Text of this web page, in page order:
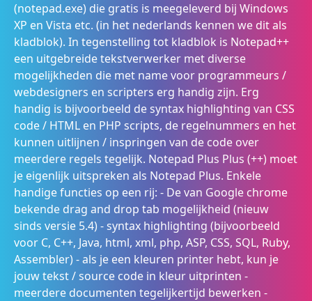
(notepad.exe) die gratis is meegeleverd bij Windows
XP en Vista etc. (in het nederlands kennen we dit als
kladblok). In tegenstelling tot kladblok is Notepad++
een uitgebreide tekstverwerker met diverse
mogelijkheden die met name voor programmeurs /
webdesigners en scripters erg handig zijn. Erg
handig is bijvoorbeeld de syntax highlighting van CSS
code / HTML en PHP scripts, de regelnummers en het
kunnen uitlijnen / inspringen van de code over
meerdere regels tegelijk. Notepad Plus Plus (++) moet
je eigenlijk uitspreken als Notepad Plus. Enkele
handige functies op een rij: - De van Google chrome
bekende drag and drop tab mogelijkheid (nieuw
sinds versie 5.4) - syntax highlighting (bijvoorbeeld
voor C, C++, Java, html, xml, php, ASP, CSS, SQL, Ruby,
Assembler) - als je een kleuren printer hebt, kun je
jouw tekst / source code in kleur uitprinten -
meerdere documenten tegelijkertijd bewerken -